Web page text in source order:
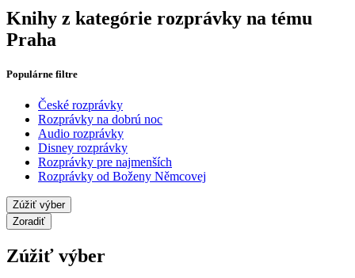
Knihy z kategórie rozprávky na tému
Praha
Populárne filtre
České rozprávky
Rozprávky na dobrú noc
Audio rozprávky
Disney rozprávky
Rozprávky pre najmenších
Rozprávky od Boženy Němcovej
Zúžiť výber
Zoradiť
Zúžiť výber